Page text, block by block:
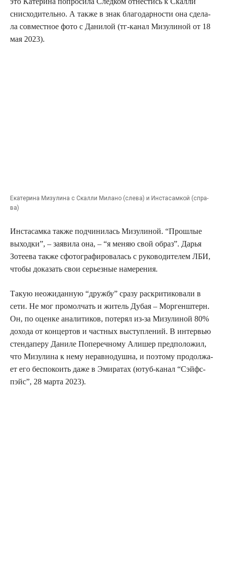
снис­хо­ди­тель­но. А так­же в знак бла­го­дар­но­сти она сде­ла­
ла сов­мест­ное фото с Дани­лой (тг-канал Мизу­ли­ной от 18
мая 2023).
Ека­те­ри­на Мизу­ли­на с Скал­ли Мила­но (сле­ва) и Инста­сам­кой (спра­
ва)
Инста­сам­ка так­же под­чи­ни­лась Мизу­ли­ной. “Про­шлые
выход­ки”, – заяви­ла она, – “я меняю свой образ”. Дарья
Зоте­е­ва так­же сфо­то­гра­фи­ро­ва­лась с руко­во­ди­те­лем ЛБИ,
что­бы дока­зать свои серьез­ные намерения.
Такую неожи­дан­ную “друж­бу” сра­зу рас­кри­ти­ко­ва­ли в
сети. Не мог про­мол­чать и житель Дубая – Мор­ген­штерн.
Он, по оцен­ке ана­ли­ти­ков, поте­рял из-за Мизу­ли­ной 80%
дохо­да от кон­цер­тов и част­ных выступ­ле­ний. В интер­вью
стен­да­пе­ру Дани­ле Попе­реч­но­му Али­шер пред­по­ло­жил,
что Мизу­ли­на к нему нерав­но­душ­на, и поэто­му про­дол­жа­
ет его бес­по­ко­ить даже в Эми­ра­тах (ютуб-канал “Сэйф­с­
пэйс”, 28 мар­та 2023).